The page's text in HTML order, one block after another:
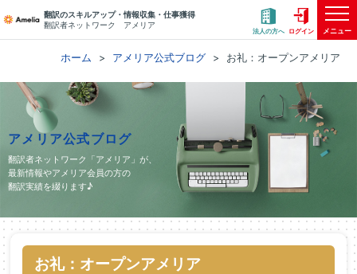
翻訳のスキルアップ・情報収集・仕事獲得
翻訳者ネットワーク アメリア
法人の方へ ログイン メニュー
ホーム アメリア公式ブログ お礼：オープンアメリア
アメリア公式ブログ
翻訳者ネットワーク「アメリア」が、
最新情報やアメリア会員の方の
翻訳実績を綴ります♪
お礼：オープンアメリア